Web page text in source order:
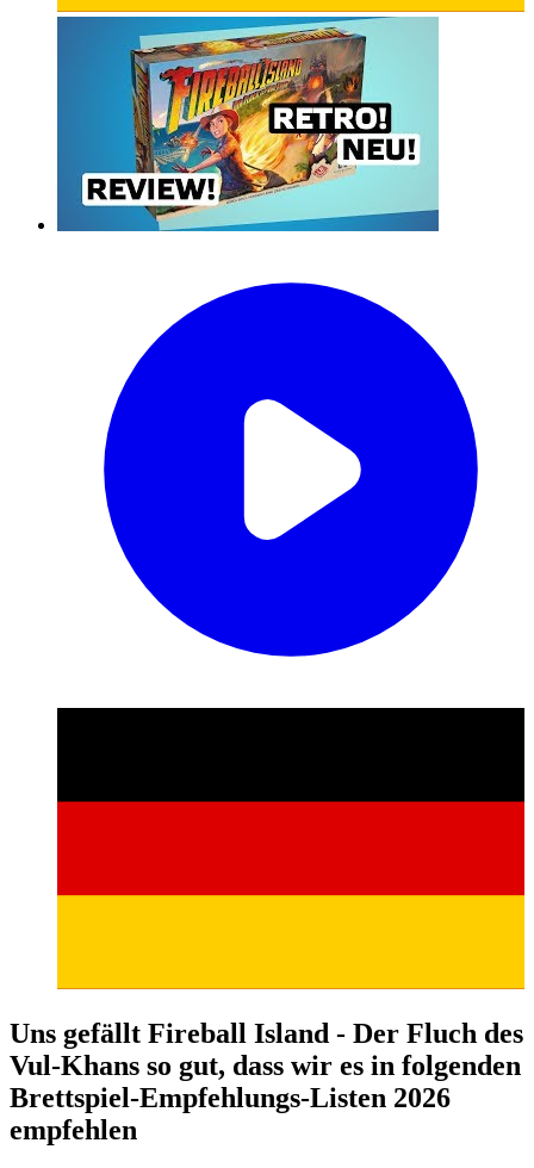
Uns gefällt Fireball Island - Der Fluch des
Vul-Khans so gut, dass wir es in folgenden
Brettspiel-Empfehlungs-Listen 2026
empfehlen